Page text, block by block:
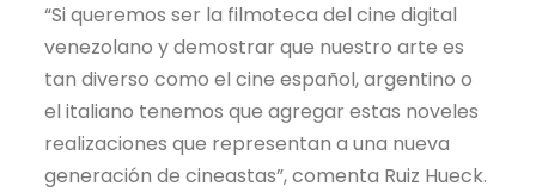
“Si queremos ser la filmoteca del cine digital
venezolano y demostrar que nuestro arte es
tan diverso como el cine español, argentino o
el italiano tenemos que agregar estas noveles
realizaciones que representan a una nueva
generación de cineastas”, comenta Ruiz Hueck.